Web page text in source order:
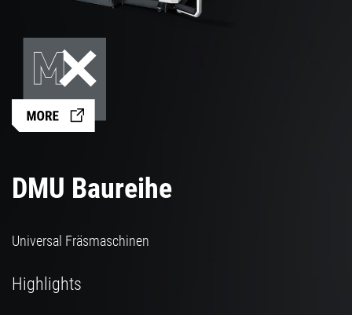
DMU Baureihe
Universal Fräsmaschinen
Highlights